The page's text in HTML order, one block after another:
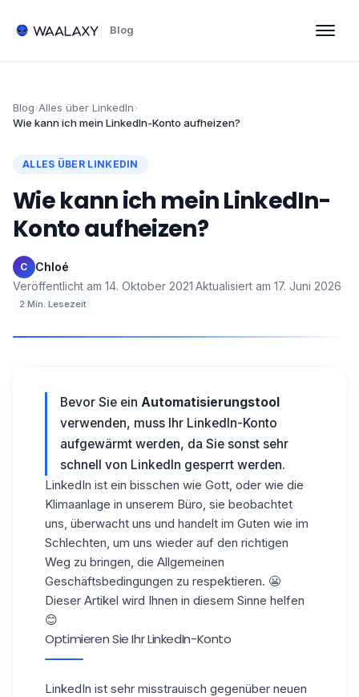
Blog
Blog›Alles über LinkedIn›
Wie kann ich mein LinkedIn-Konto aufheizen?
ALLES ÜBER LINKEDIN
Wie kann ich mein LinkedIn-
Konto aufheizen?
C Chloé·
Veröffentlicht am 14. Oktober 2021·Aktualisiert am 17. Juni 2026·
2 Min. Lesezeit
Bevor Sie ein Automatisierungstool
verwenden, muss Ihr LinkedIn-Konto
aufgewärmt werden, da Sie sonst sehr
schnell von LinkedIn gesperrt werden.
LinkedIn ist ein bisschen wie Gott, oder wie die
Klimaanlage in unserem Büro, sie beobachtet
uns, überwacht uns und handelt im Guten wie im
Schlechten, um uns wieder auf den richtigen
Weg zu bringen, die Allgemeinen
Geschäftsbedingungen zu respektieren. 😬
Dieser Artikel wird Ihnen in diesem Sinne helfen
😊
Optimieren Sie Ihr LinkedIn-Konto
LinkedIn ist sehr misstrauisch gegenüber neuen